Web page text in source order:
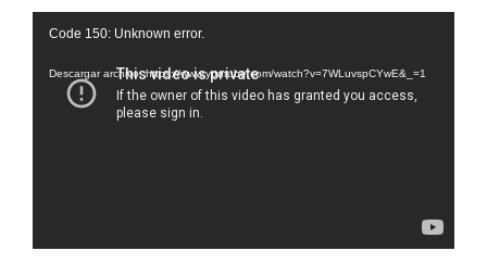
Reproductor
vídeo
Code 150: Unknown error.
Descargar archivo: https://www.youtube.com/watch?v=7WLuvspCYwE&_=1